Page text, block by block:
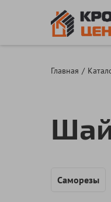
Главная
Саморезы